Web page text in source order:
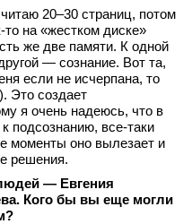
20–30 страниц, потом
на «жестком диске»
же две памяти. К одной
— сознание. Вот та,
если не исчерпана, то
). Это создает
я очень надеюсь, что в
подсознанию, все‑таки
моменты оно вылезает и
решения.
— Евгения
Кого бы вы еще могли